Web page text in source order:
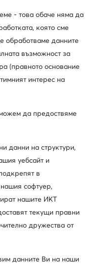
всяка покупка!
Научете повече
GOLD
цялата година
всяка
- това обаче няма да
която сме
обработваме данните
възможност за
(правното основание
интерес на
да предоствяме
данни на структури,
уебсайт и
в
софтуер,
нашите ИКТ
текущи правни
дружества от
данните Ви на наши